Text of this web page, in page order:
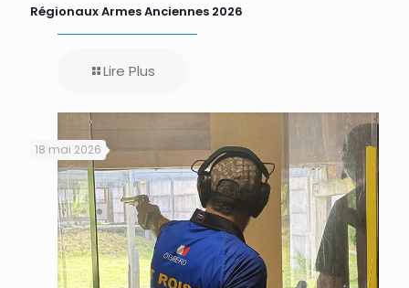
Régionaux Armes Anciennes 2026
Lire Plus
18 mai 2026